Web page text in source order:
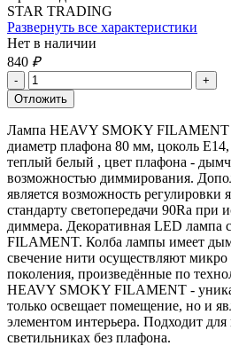
STAR TRADING
Развернуть все характеристики
Нет в наличии
840 ₽
Лампа HEAVY SMOKY FILAMENT
диаметр плафона 80 мм, цоколь
теплый белый , цвет плафона -
возможностью диммирования.
является возможность регулировки
стандарту светопередачи 90Ra при
диммера. Декоративная LED
FILAMENT. Колба лампы имеет
свечение нити осуществляют
поколения, произведённые по
HEAVY SMOKY FILAMENT -
только освещает помещение, но и
элементом интерьера. Подходит для
светильниках без плафона.